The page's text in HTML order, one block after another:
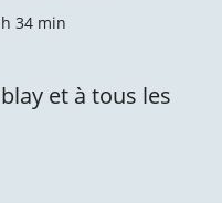
34 min
et à tous les